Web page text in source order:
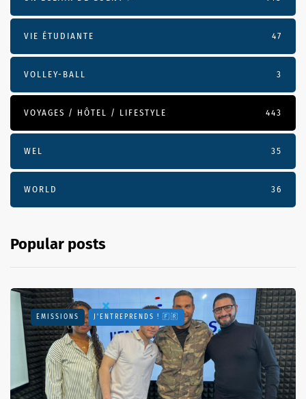
VIE ÉTUDIANTE 47
VOLLEY-BALL 3
VOYAGES / HÔTEL / LIFESTYLE 443
WEL 35
WORLD 36
Popular posts
EMISSIONS J'ENTREPRENDS ! 🇫🇷